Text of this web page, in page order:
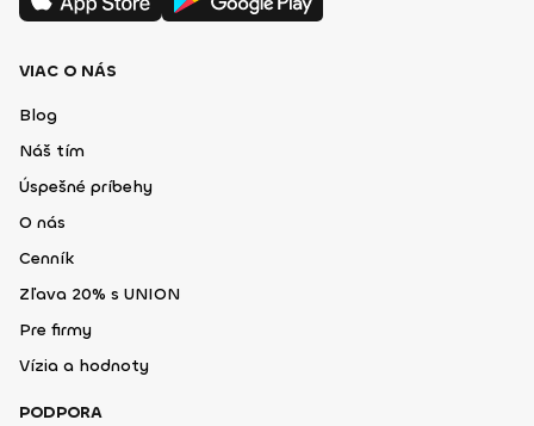
VIAC O NÁS
Blog
Náš tím
Úspešné príbehy
O nás
Cenník
Zľava 20% s UNION
Pre firmy
Vízia a hodnoty
PODPORA